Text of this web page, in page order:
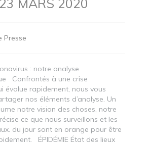
MARS 2020
Presse
: notre analyse
Confrontés à une crise
évolue rapidement, nous vous
nos éléments d’analyse. Un
notre vision des choses, notre
ce que nous surveillons et les
du jour sont en orange pour être
ÉPIDÉMIE État des lieux